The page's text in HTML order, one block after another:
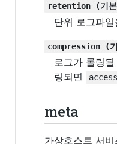
retention (기
단위 로그파
compression (
로그가 롤링
링되면
meta
가상호스트 서